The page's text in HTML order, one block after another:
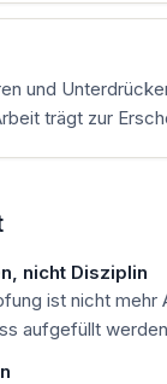
und
trägt zur
nicht Disziplin
ist nicht
aufgefüllt